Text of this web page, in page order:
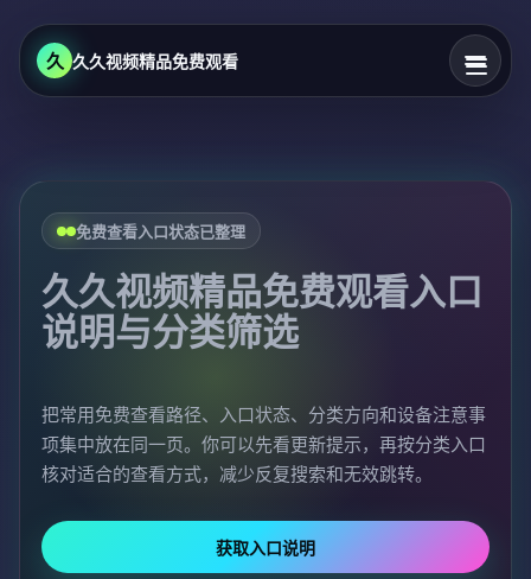
久 久久视频精品免费观看
免费查看入口状态已整理
久久视频精品免费观看入口
说明与分类筛选
把常用免费查看路径、入口状态、分类方向和设备注意事
项集中放在同一页。你可以先看更新提示，再按分类入口
核对适合的查看方式，减少反复搜索和无效跳转。
获取入口说明